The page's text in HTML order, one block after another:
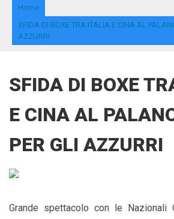
Home
SFIDA DI BOXE TRA ITALIA E CINA AL
AZZURRI
SFIDA DI BOXE
E CINA AL
PER GLI AZZURRI
Grande spettacolo con le Nazionali